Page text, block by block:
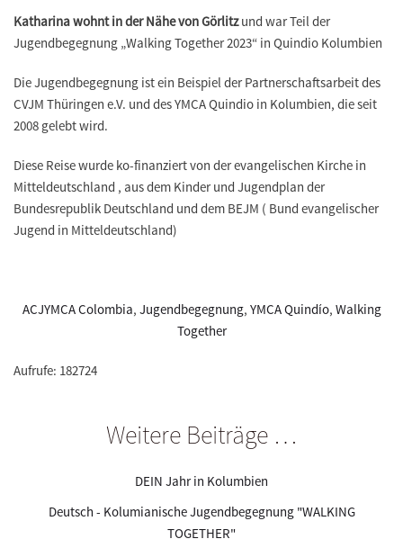
Katharina wohnt in der Nähe von Görlitzund war Teil der
Jugendbegegnung „Walking Together 2023“ in Quindio Kolumbien
Die Jugendbegegnung ist ein Beispiel der Partnerschaftsarbeit des
CVJM Thüringen e.V. und des YMCA Quindio in Kolumbien, die seit
2008 gelebt wird.
Diese Reise wurde ko-finanziert von der evangelischen Kirche in
Mitteldeutschland , aus dem Kinder und Jugendplan der
Bundesrepublik Deutschland und dem BEJM ( Bund evangelischer
Jugend in Mitteldeutschland)
ACJYMCA Colombia, Jugendbegegnung, YMCA Quindío, Walking
Together
Aufrufe: 182724
Weitere Beiträge …
DEIN Jahr in Kolumbien
Deutsch - Kolumianische Jugendbegegnung "WALKING
TOGETHER"